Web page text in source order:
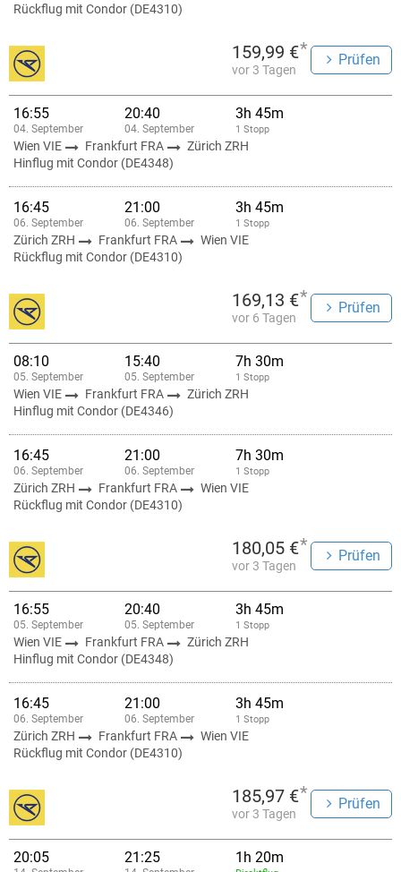
Rückflug mit Condor (DE4310)
159,99 €*
vor 3 Tagen
Prüfen
16:55
04. September
20:40
04. September
3h 45m
1 Stopp
Wien VIE Frankfurt FRA
Zürich ZRH
Hinflug mit Condor (DE4348)
16:45
06. September
21:00
06. September
3h 45m
1 Stopp
Zürich ZRH Frankfurt FRA
Wien VIE
Rückflug mit Condor (DE4310)
169,13 €*
vor 6 Tagen
Prüfen
08:10
05. September
15:40
05. September
7h 30m
1 Stopp
Wien VIE Frankfurt FRA
Zürich ZRH
Hinflug mit Condor (DE4346)
16:45
06. September
21:00
06. September
7h 30m
1 Stopp
Zürich ZRH Frankfurt FRA
Wien VIE
Rückflug mit Condor (DE4310)
180,05 €*
vor 3 Tagen
Prüfen
16:55
05. September
20:40
05. September
3h 45m
1 Stopp
Wien VIE Frankfurt FRA
Zürich ZRH
Hinflug mit Condor (DE4348)
16:45
06. September
21:00
06. September
3h 45m
1 Stopp
Zürich ZRH Frankfurt FRA
Wien VIE
Rückflug mit Condor (DE4310)
185,97 €*
vor 3 Tagen
Prüfen
20:05 21:25 1h 20m